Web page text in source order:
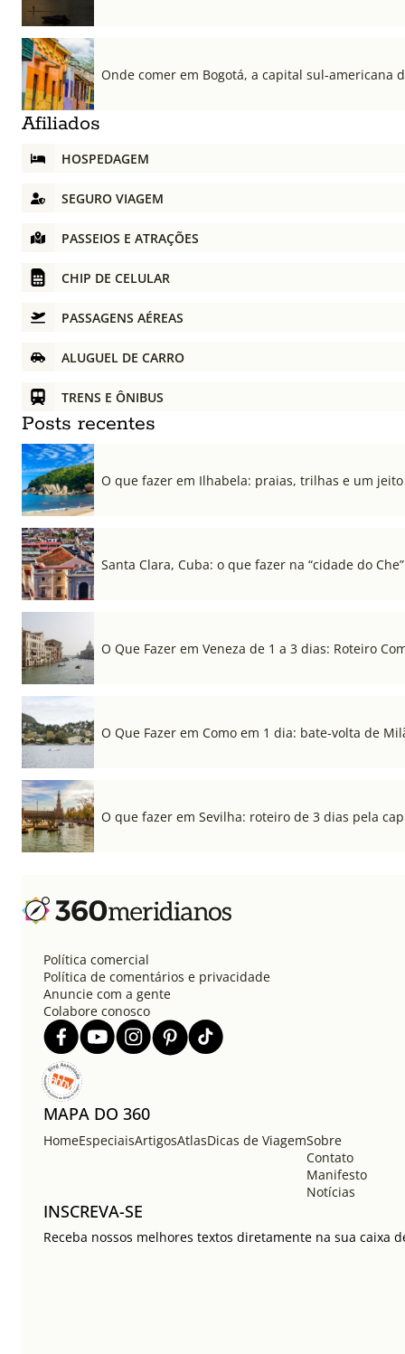
Onde comer em Bogotá, a capital sul-americana
Afiliados
HOSPEDAGEM
SEGURO VIAGEM
PASSEIOS E ATRAÇÕES
CHIP DE CELULAR
PASSAGENS AÉREAS
ALUGUEL DE CARRO
TRENS E ÔNIBUS
Posts recentes
O que fazer em Ilhabela: praias, trilhas e um
Santa Clara, Cuba: o que fazer na “cidade do Che”
O Que Fazer em Veneza de 1 a 3 dias: Roteiro
O Que Fazer em Como em 1 dia: bate-volta de
O que fazer em Sevilha: roteiro de 3 dias pela
Política comercial
Política de comentários e privacidade
Anuncie com a gente
Colabore conosco
MAPA DO 360
HomeEspeciaisArtigosAtlasDicas de ViagemSobre
Contato
Manifesto
Notícias
INSCREVA-SE
Receba nossos melhores textos diretamente na sua caixa